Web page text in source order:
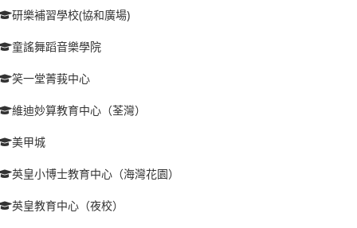
研樂補習學校(協和廣場)
童謠舞蹈音樂學院
笑一堂菁莪中心
維迪妙算教育中心（荃灣）
美甲城
英皇小博士教育中心（海灣花園）
英皇教育中心（夜校）